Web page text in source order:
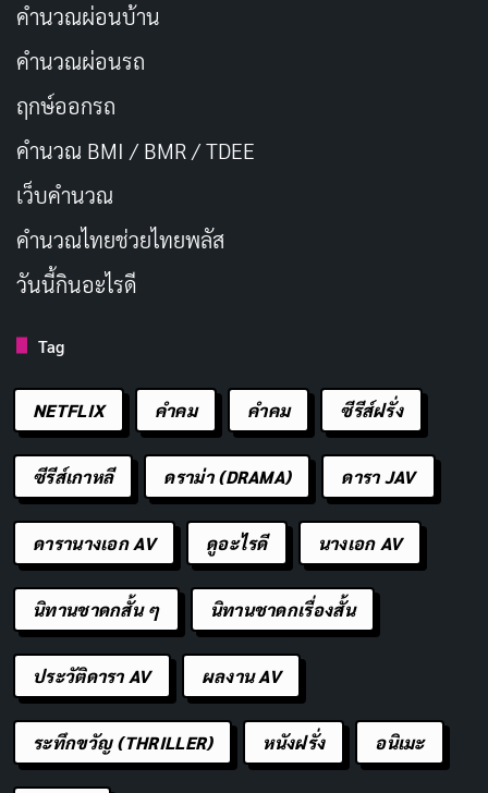
คำนวณผ่อนบ้าน
คำนวณผ่อนรถ
ฤกษ์ออกรถ
คำนวณ BMI / BMR / TDEE
เว็บคํานวณ
คํานวณไทยช่วยไทยพลัส
วันนี้กินอะไรดี
Tag
NETFLIX คำคม คําคม ซีรีส์ฝรั่ง
ซีรีส์เกาหลี ดราม่า (DRAMA) ดารา JAV
ดารานางเอก AV ดูอะไรดี นางเอก AV
นิทานชาดกสั้น ๆ นิทานชาดกเรื่องสั้น
ประวัติดารา AV ผลงาน AV
ระทึกขวัญ (THRILLER) หนังฝรั่ง อนิเมะ